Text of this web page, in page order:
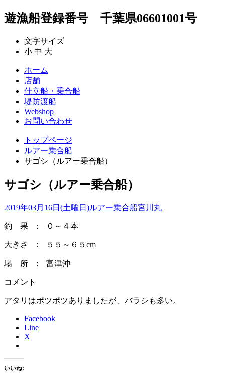
遊漁船登録番号 千葉県06601001号
文字サイズ
小 中 大
ホーム
店舗
仕立船・乗合船
堤防渡船
Webshop
お問い合わせ
トップページ
ルアー乗合船
サゴシ（ルアー乗合船）
サゴシ（ルアー乗合船）
2019年03月16日(土曜日)ルアー乗合船宮川丸
釣 果 : ０～４本
大きさ : ５５～６５cm
場 所 : 富津沖
コメント
アタリはポツポツありましたが、バラシも多い。
Facebook
Line
X
いいね: